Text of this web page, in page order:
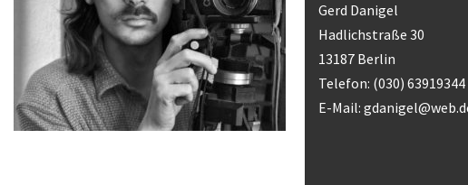
Gerd Danigel
Hadlichstraße 30
13187 Berlin
Telefon: (030) 63919344
E-Mail: